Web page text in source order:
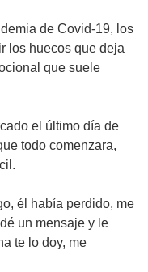
de Covid-19, los
los huecos que deja
que suele
el último día de
todo comenzara,
él había perdido, me
un mensaje y le
te lo doy, me